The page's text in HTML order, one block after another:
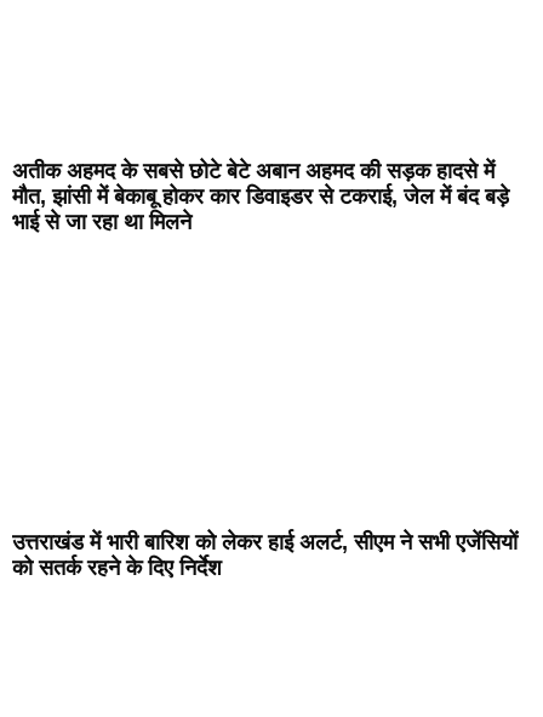
अतीक अहमद के सबसे छोटे बेटे अबान अहमद की सड़क हादसे में
मौत, झांसी में बेकाबू होकर कार डिवाइडर से टकराई, जेल में बंद बड़े
भाई से जा रहा था मिलने
उत्तराखंड में भारी बारिश को लेकर हाई अलर्ट, सीएम ने सभी एजेंसियों
को सतर्क रहने के दिए निर्देश